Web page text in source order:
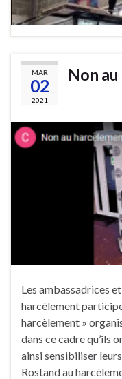
MAR
02
2021
Non
Les ambassadrices
harcèlement
harcèlement »
dans ce cadre qu’ils
ainsi sensibiliser
Rostand au